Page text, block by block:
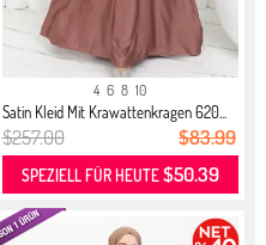
4 6 8 10
Satin Kleid Mit Krawattenkragen 620...
$257.00 $83.99
SPEZIELL FÜR HEUTE$50.39